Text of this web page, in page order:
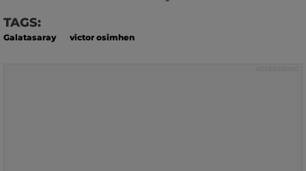
TAGS:
Galatasaray victor osimhen